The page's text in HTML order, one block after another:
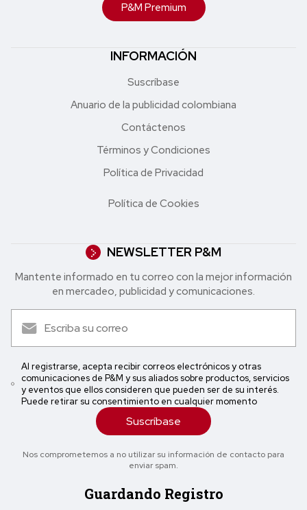
P&M Premium
INFORMACIÓN
Suscríbase
Anuario de la publicidad colombiana
Contáctenos
Términos y Condiciones
Política de Privacidad
Política de Cookies
NEWSLETTER P&M
Mantente informado en tu correo con la mejor in formación
en mercadeo, publicidad y comunicaciones.
Al registrarse, acepta recibir correos electrónicos y otras
comunicaciones de P&M y sus aliados sobre productos, servicios
y eventos que ellos consideren que pueden ser de su interés.
Puede retirar su consentimiento en cualquier momento
Suscríbase
Nos comprometemos a no utilizar su información de contacto para
enviar spam.
Guardando Registro